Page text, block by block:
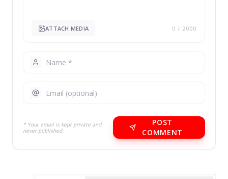
ATTACH MEDIA 0 / 2000
* Your email is kept private and
never published.
POST
COMMENT